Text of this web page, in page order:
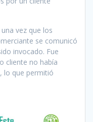
vez que los
se comunicó
invocado. Fue
cliente no había
lo que permitió